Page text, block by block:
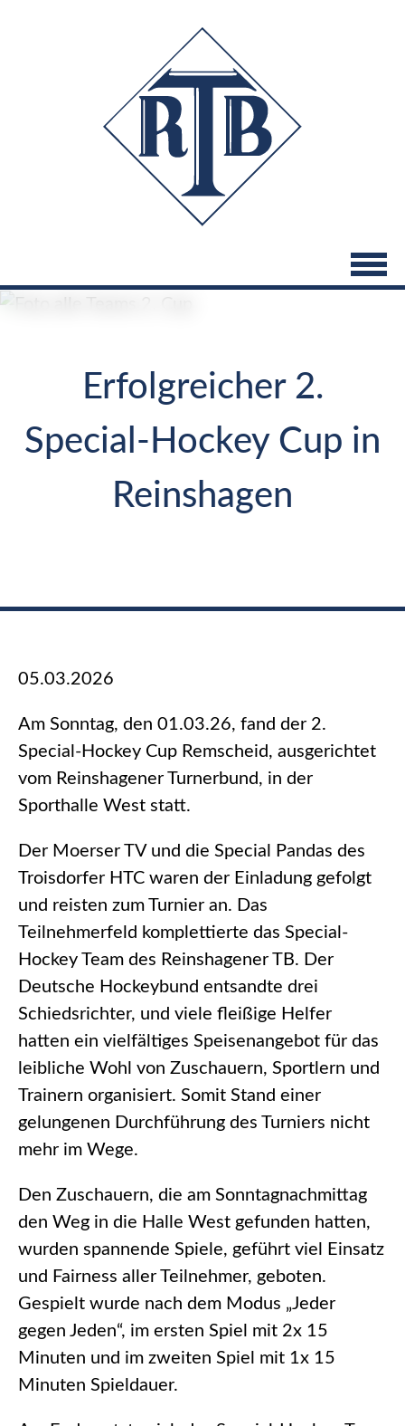
Erfolgreicher 2.
Special-Hockey Cup in
Reinshagen
05.03.2026
Am Sonntag, den 01.03.26, fand der 2.
Special-Hockey Cup Remscheid, ausgerichtet
vom Reinshagener Turnerbund, in der
Sporthalle West statt.
Der Moerser TV und die Special Pandas des
Troisdorfer HTC waren der Einladung gefolgt
und reisten zum Turnier an. Das
Teilnehmerfeld komplettierte das Special-
Hockey Team des Reinshagener TB. Der
Deutsche Hockeybund entsandte drei
Schiedsrichter, und viele fleißige Helfer
hatten ein vielfältiges Speisenangebot für das
leibliche Wohl von Zuschauern, Sportlern und
Trainern organisiert. Somit Stand einer
gelungenen Durchführung des Turniers nicht
mehr im Wege.
Den Zuschauern, die am Sonntagnachmittag
den Weg in die Halle West gefunden hatten,
wurden spannende Spiele, geführt viel Einsatz
und Fairness aller Teilnehmer, geboten.
Gespielt wurde nach dem Modus „Jeder
gegen Jeden“, im ersten Spiel mit 2x 15
Minuten und im zweiten Spiel mit 1x 15
Minuten Spieldauer.